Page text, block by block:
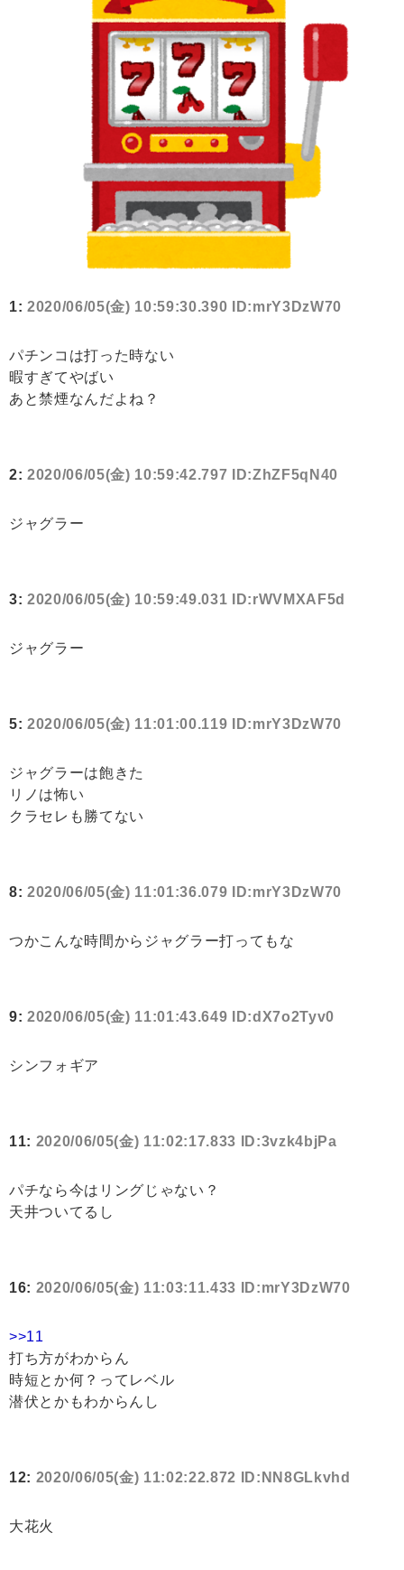
1: 2020/06/05(金) 10:59:30.390 ID:mrY3DzW70
パチンコは打った時ない
暇すぎてやばい
あと禁煙なんだよね？
2: 2020/06/05(金) 10:59:42.797 ID:ZhZF5qN40
ジャグラー
3: 2020/06/05(金) 10:59:49.031 ID:rWVMXAF5d
ジャグラー
5: 2020/06/05(金) 11:01:00.119 ID:mrY3DzW70
ジャグラーは飽きた
リノは怖い
クラセレも勝てない
8: 2020/06/05(金) 11:01:36.079 ID:mrY3DzW70
つかこんな時間からジャグラー打ってもな
9: 2020/06/05(金) 11:01:43.649 ID:dX7o2Tyv0
シンフォギア
11: 2020/06/05(金) 11:02:17.833 ID:3vzk4bjPa
パチなら今はリングじゃない？
天井ついてるし
16: 2020/06/05(金) 11:03:11.433 ID:mrY3DzW70
>>11
打ち方がわからん
時短とか何？ってレベル
潜伏とかもわからんし
12: 2020/06/05(金) 11:02:22.872 ID:NN8GLkvhd
大花火